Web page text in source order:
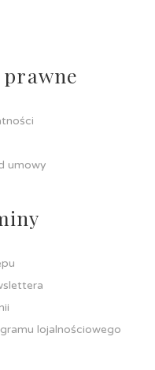
prawne
umowy
lojalnościowego